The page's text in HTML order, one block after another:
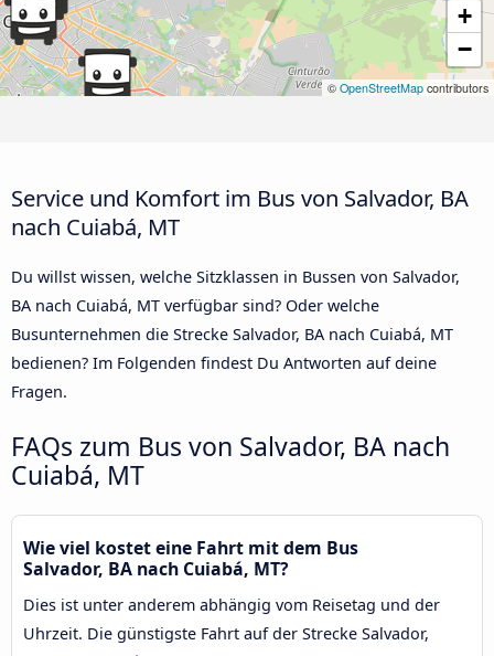
+
−
© OpenStreetMap contributors
Service und Komfort im Bus von Salvador, BA
nach Cuiabá, MT
Du willst wissen, welche Sitzklassen in Bussen von Salvador,
BA nach Cuiabá, MT verfügbar sind? Oder welche
Busunternehmen die Strecke Salvador, BA nach Cuiabá, MT
bedienen? Im Folgenden findest Du Antworten auf deine
Fragen.
FAQs zum Bus von Salvador, BA nach
Cuiabá, MT
Wie viel kostet eine Fahrt mit dem Bus
Salvador, BA nach Cuiabá, MT?
Dies ist unter anderem abhängig vom Reisetag und der
Uhrzeit. Die günstigste Fahrt auf der Strecke Salvador,